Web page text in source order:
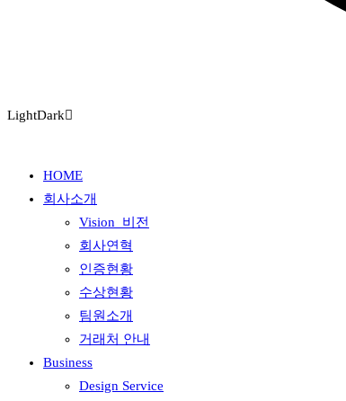
LightDark
HOME
회사소개
Vision_비전
회사연혁
인증현황
수상현황
팀원소개
거래처 안내
Business
Design Service